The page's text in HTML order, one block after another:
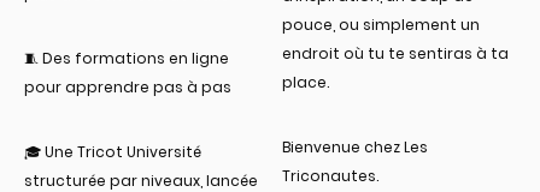
🧵 Des formations en ligne
pour apprendre pas à pas
🎓 Une Tricot Université
structurée par niveaux, lancée
pouce, ou simplement un
endroit où tu te sentiras à ta
place.
Bienvenue chez Les
Triconautes.